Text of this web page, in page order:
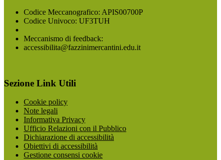
Codice Meccanografico: APIS00700P
Codice Univoco: UF3TUH
Meccanismo di feedback:
accessibilita@fazzinimercantini.edu.it
Sezione Link Utili
Cookie policy
Note legali
Informativa Privacy
Ufficio Relazioni con il Pubblico
Dichiarazione di accessibilità
Obiettivi di accessibilità
Gestione consensi cookie